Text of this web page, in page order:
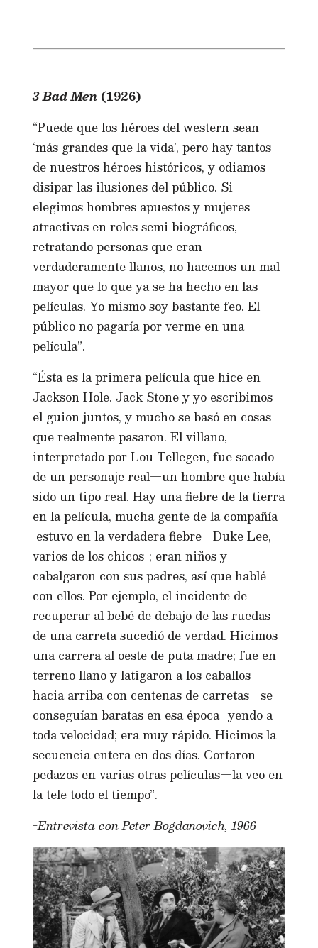
3 Bad Men (1926)
“Puede que los héroes del western sean
‘más grandes que la vida’, pero hay tantos
de nuestros héroes históricos, y odiamos
disipar las ilusiones del público. Si
elegimos hombres apuestos y mujeres
atractivas en roles semi biográficos,
retratando personas que eran
verdaderamente llanos, no hacemos un mal
mayor que lo que ya se ha hecho en las
películas. Yo mismo soy bastante feo. El
público no pagaría por verme en una
película”.
“Ésta es la primera película que hice en
Jackson Hole. Jack Stone y yo escribimos
el guion juntos, y mucho se basó en cosas
que realmente pasaron. El villano,
interpretado por Lou Tellegen, fue sacado
de un personaje real—un hombre que había
sido un tipo real. Hay una fiebre de la tierra
en la película, mucha gente de la compañía
estuvo en la verdadera fiebre –Duke Lee,
varios de los chicos-; eran niños y
cabalgaron con sus padres, así que hablé
con ellos. Por ejemplo, el incidente de
recuperar al bebé de debajo de las ruedas
de una carreta sucedió de verdad. Hicimos
una carrera al oeste de puta madre; fue en
terreno llano y latigaron a los caballos
hacia arriba con centenas de carretas –se
conseguían baratas en esa época- yendo a
toda velocidad; era muy rápido. Hicimos la
secuencia entera en dos días. Cortaron
pedazos en varias otras películas—la veo en
la tele todo el tiempo”.
-Entrevista con Peter Bogdanovich, 1966